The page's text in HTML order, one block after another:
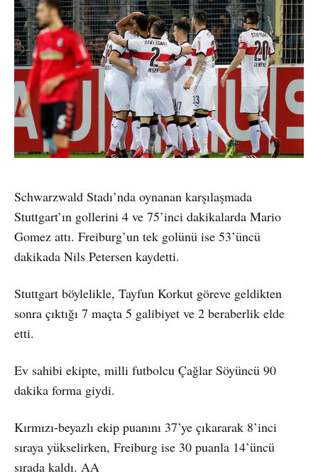
Schwarzwald Stadı’nda oynanan karşılaşmada
Stuttgart’ın gollerini 4 ve 75’inci dakikalarda Mario
Gomez attı. Freiburg’un tek golünü ise 53’üncü
dakikada Nils Petersen kaydetti.
Stuttgart böylelikle, Tayfun Korkut göreve geldikten
sonra çıktığı 7 maçta 5 galibiyet ve 2 beraberlik elde
etti.
Ev sahibi ekipte, milli futbolcu Çağlar Söyüncü 90
dakika forma giydi.
Kırmızı-beyazlı ekip puanını 37’ye çıkararak 8’inci
sıraya yükselirken, Freiburg ise 30 puanla 14’üncü
sırada kaldı. AA